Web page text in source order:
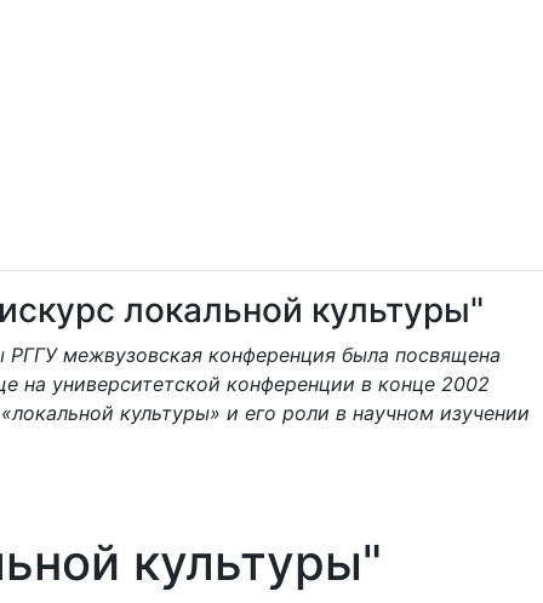
локальной культуры"
межвузовская конференция была посвящена
на университетской конференции в конце 2002
культуры» и его роли в научном изучении
культуры"